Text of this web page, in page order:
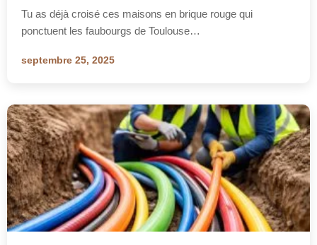
Tu as déjà croisé ces maisons en brique rouge qui
ponctuent les faubourgs de Toulouse…
septembre 25, 2025